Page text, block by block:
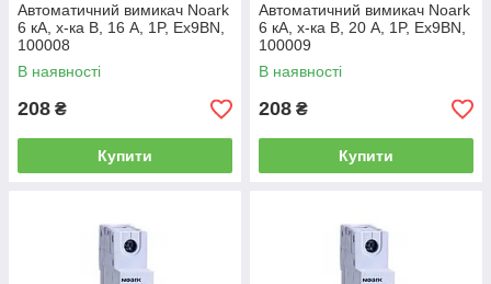
Автоматичний вимикач Noark
6 кА, х-ка B, 16 А, 1P, Ex9BN,
100008
В наявності
208 ₴
Купити
Автоматичний вимикач Noark
6 кА, х-ка B, 20 А, 1P, Ex9BN,
100009
В наявності
208 ₴
Купити